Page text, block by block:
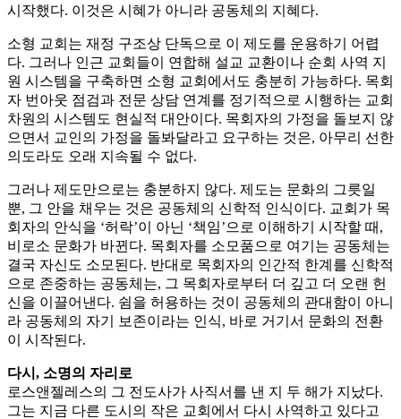
시작했다. 이것은 시혜가 아니라 공동체의 지혜다.
소형 교회는 재정 구조상 단독으로 이 제도를 운용하기 어렵
다. 그러나 인근 교회들이 연합해 설교 교환이나 순회 사역 지
원 시스템을 구축하면 소형 교회에서도 충분히 가능하다. 목회
자 번아웃 점검과 전문 상담 연계를 정기적으로 시행하는 교회
차원의 시스템도 현실적 대안이다. 목회자의 가정을 돌보지 않
으면서 교인의 가정을 돌봐달라고 요구하는 것은, 아무리 선한
의도라도 오래 지속될 수 없다.
그러나 제도만으로는 충분하지 않다. 제도는 문화의 그릇일
뿐, 그 안을 채우는 것은 공동체의 신학적 인식이다. 교회가 목
회자의 안식을 ‘허락’이 아닌 ‘책임’으로 이해하기 시작할 때,
비로소 문화가 바뀐다. 목회자를 소모품으로 여기는 공동체는
결국 자신도 소모된다. 반대로 목회자의 인간적 한계를 신학적
으로 존중하는 공동체는, 그 목회자로부터 더 깊고 더 오랜 헌
신을 이끌어낸다. 쉼을 허용하는 것이 공동체의 관대함이 아니
라 공동체의 자기 보존이라는 인식, 바로 거기서 문화의 전환
이 시작된다.
다시, 소명의 자리로
로스앤젤레스의 그 전도사가 사직서를 낸 지 두 해가 지났다.
그는 지금 다른 도시의 작은 교회에서 다시 사역하고 있다고